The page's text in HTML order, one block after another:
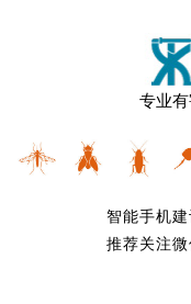
专业
智能手机
推荐关注